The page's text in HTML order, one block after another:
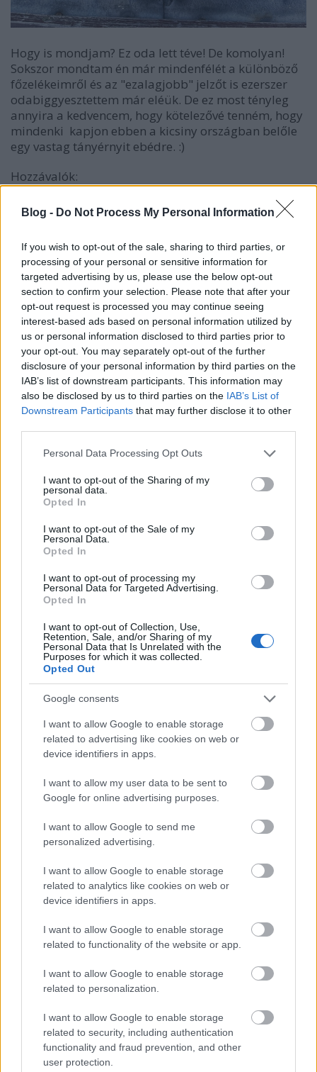
Blog - Do Not Process My Personal Information
If you wish to opt-out of the sale, sharing to third parties, or
processing of your personal or sensitive information for
targeted advertising by us, please use the below opt-out
section to confirm your selection. Please note that after your
opt-out request is processed you may continue seeing
interest-based ads based on personal information utilized by
us or personal information disclosed to third parties prior to
your opt-out. You may separately opt-out of the further
disclosure of your personal information by third parties on the
IAB’s list of downstream participants. This information may
also be disclosed by us to third parties on the IAB’s List of
Downstream Participants that may further disclose it to other
Please note that this website/app uses one or more Google
not limited to your visit or usage behaviour. You may click to
grant or deny consent to Google and its third-party tags to
use your data for below specified purposes in below Google
consent section.
Personal Data Processing Opt Outs
I want to opt-out of the Sharing of my
personal data.
Opted In
I want to opt-out of the Sale of my
Personal Data.
Opted In
I want to opt-out of processing my
Personal Data for Targeted Advertising.
Opted In
I want to opt-out of Collection, Use,
Retention, Sale, and/or Sharing of my
Personal Data that Is Unrelated with the
Purposes for which it was collected.
Opted Out
Google consents
I want to allow Google to enable storage
related to advertising like cookies on web or
device identifiers in apps.
I want to allow my user data to be sent to
Google for online advertising purposes.
I want to allow Google to send me
personalized advertising.
I want to allow Google to enable storage
related to analytics like cookies on web or
device identifiers in apps.
I want to allow Google to enable storage
related to functionality of the website or app.
I want to allow Google to enable storage
related to personalization.
I want to allow Google to enable storage
related to security, including authentication
functionality and fraud prevention, and other
user protection.
Hogy is mondjam? Ez oda lett téve! De komolyan!
Sokszor mondtam én már mindenfélét a különböző
főzelékeimről és az "ezalagjobb" jelzőt is ezerszer
odabiggyesztettem már eléük. De ez most tényleg
annyira a kedvencem, hogy kötelezővé tenném, hogy
mindenki kapjon ebben a kicsiny országban belőle
egy vastag tányérnyit ebédre. :)
Hozzávalók:
1 ek vaj
2 ek olaj
2-3 szál újhagyma, zölddel, karikázva
2 dundi gerezd fokhagyma
kb. 70 dkg tisztított karalábé, másfél centisre
kockázva
40 dkg cukkinni (2/3-a kockázva, harmada julienn-re
vágva)
2 dl tejszín
3 csapott tk keményítő
A vajat egy lábosban közepes lángon olvasszuk
össze az olajjal. Szórjuk rá a hagymát, pároljuk 2
percig, majd reszeljük rá a fokhagymát. Laza
átkeverés, majd forgassuk bele a karalábét
Kevergessük 3-4 percig, sózzuk, öntsük fel vízzel,
forraljuk fel, majd fedő alatt 12-14 perc alatt főzzük
ressre.
A csíkozott cukkinit és újhagymát egy kis tálkába
teszem, csipetnyi sóval és negyed lime levével
A kockázott a cukkinit 1 percig forráztam egy
láboskában, majd lehűtöttem hideg vízzel. Ezt
keverem a karalábéhoz és főzöm további 3-4 percig,
közepes lángon.
A keményítőt kikeverem a tejszínnel, majd besűrítem
vele a főzit. Só, bors, lime leve. Tálaláskor mehet a
csíkozott cukkini a tetejére. Locsoljuk meg jóféle
olívaolajjal.
Ajánlott bejegyzések:
Kovászos uborkás cukkinis tökfőzelék